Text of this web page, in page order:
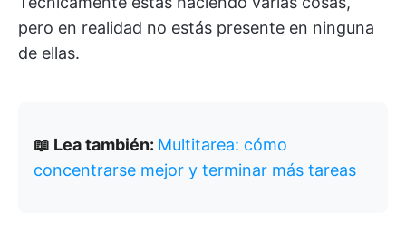
pero en realidad no estás presente en ninguna
de ellas.
📖 Lea también: Multitarea: cómo
concentrarse mejor y terminar más tareas